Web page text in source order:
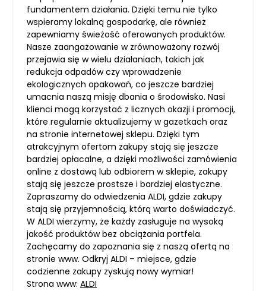
fundamentem działania. Dzięki temu nie tylko
wspieramy lokalną gospodarkę, ale również
zapewniamy świeżość oferowanych produktów.
Nasze zaangażowanie w zrównoważony rozwój
przejawia się w wielu działaniach, takich jak
redukcja odpadów czy wprowadzenie
ekologicznych opakowań, co jeszcze bardziej
umacnia naszą misję dbania o środowisko. Nasi
klienci mogą korzystać z licznych okazji i promocji,
które regularnie aktualizujemy w gazetkach oraz
na stronie internetowej sklepu. Dzięki tym
atrakcyjnym ofertom zakupy stają się jeszcze
bardziej opłacalne, a dzięki możliwości zamówienia
online z dostawą lub odbiorem w sklepie, zakupy
stają się jeszcze prostsze i bardziej elastyczne.
Zapraszamy do odwiedzenia ALDI, gdzie zakupy
stają się przyjemnością, którą warto doświadczyć.
W ALDI wierzymy, że każdy zasługuje na wysoką
jakość produktów bez obciążania portfela.
Zachęcamy do zapoznania się z naszą ofertą na
stronie www. Odkryj ALDI – miejsce, gdzie
codzienne zakupy zyskują nowy wymiar!
Strona www: ALDI